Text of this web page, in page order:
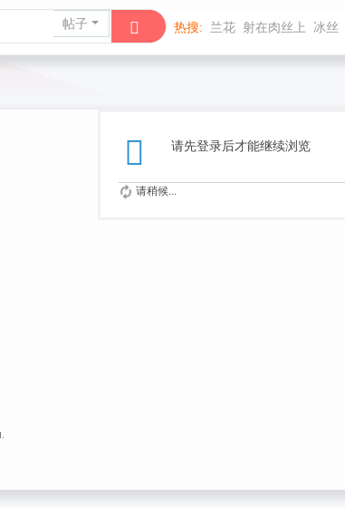
帖子 热搜: 兰花 射在肉丝上 冰丝
请先登录后才能继续浏览
请稍候...